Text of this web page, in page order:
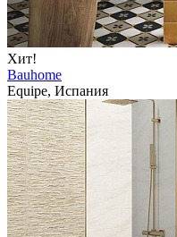
Хит!
Bauhome
Equipe, Испания